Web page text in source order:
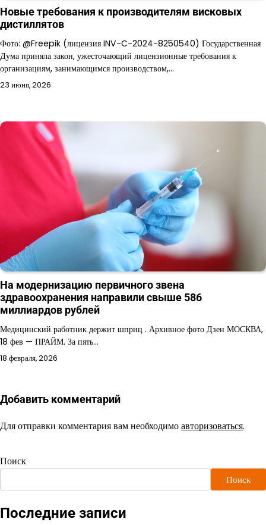
Новые требования к производителям висковых
дистиллятов
Фото: @Freepik (лицензия INV-C-2024-8250540) Государственная
Дума приняла закон, ужесточающий лицензионные требования к
организациям, занимающимся производством,…
23 июня, 2026
На модернизацию первичного звена
здравоохранения направили свыше 586
миллиардов рублей
Медицинский работник держит шприц . Архивное фото Дзен МОСКВА,
18 фев — ПРАЙМ. За пять…
18 февраля, 2026
Добавить комментарий
Для отправки комментария вам необходимоавторизоваться.
Поиск
Поиск
Последние записи